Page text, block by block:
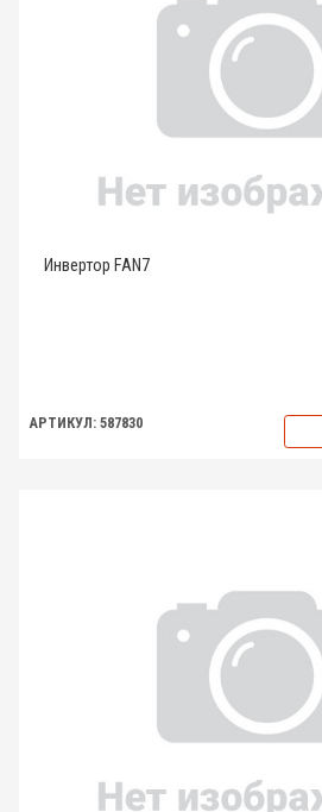
Инвертор FAN7
АРТИКУЛ: 587830